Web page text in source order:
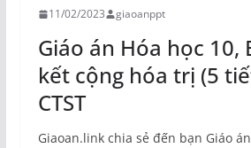
11/02/2023 giaoanppt
Giáo án Hóa học 10,
kết cộng hóa trị (5
CTST
Giaoan.link chia sẻ đến bạn Giáo